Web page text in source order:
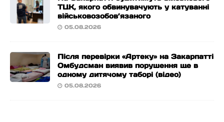
ТЦК, якого обвинувачують у катуванні
військовозобов’язаного
05.08.2026
Після перевірки «Артеку» на Закарпатті
Омбудсман виявив порушення ще в
одному дитячому таборі (відео)
05.08.2026